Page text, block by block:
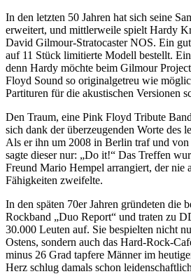
In den letzten 50 Jahren hat sich seine
erweitert, und mittlerweile spielt Hardy
David Gilmour-Stratocaster NOS. Ein
auf 11 Stück limitierte Modell bestellt.
denn Hardy möchte beim Gilmour
Floyd Sound so originalgetreu wie
Partituren für die akustischen Versionen
Den Traum, eine Pink Floyd Tribute
sich dank der überzeugenden Worte des
Als er ihn um 2008 in Berlin traf und von
sagte dieser nur: „Do it!“ Das Treffen
Freund Mario Hempel arrangiert, der nie
Fähigkeiten zweifelte.
In den späten 70er Jahren gründeten die
Rockband „Duo Report“ und traten zu
30.000 Leuten auf. Sie bespielten nicht
Ostens, sondern auch das Hard-Rock-
minus 26 Grad tapfere Männer im
Herz schlug damals schon